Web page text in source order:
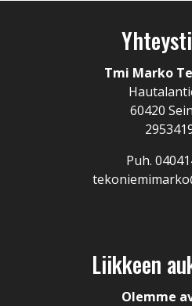
Tmi Marko
60420
Puh.
Liikkeen
Olemme